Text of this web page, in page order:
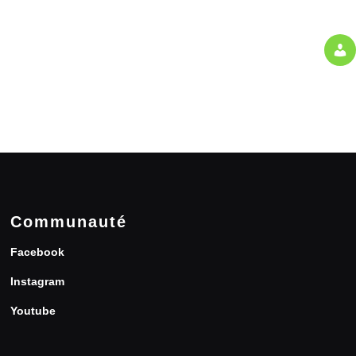
Communauté
Facebook
Instagram
Youtube